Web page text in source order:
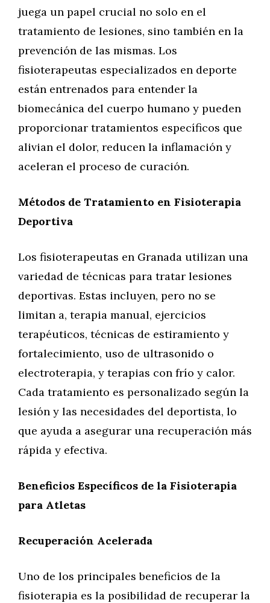
juega un papel crucial no solo en el
tratamiento de lesiones, sino también en la
prevención de las mismas. Los
fisioterapeutas especializados en deporte
están entrenados para entender la
biomecánica del cuerpo humano y pueden
proporcionar tratamientos específicos que
alivian el dolor, reducen la inflamación y
aceleran el proceso de curación.
Métodos de Tratamiento en Fisioterapia
Deportiva
Los fisioterapeutas en Granada utilizan una
variedad de técnicas para tratar lesiones
deportivas. Estas incluyen, pero no se
limitan a, terapia manual, ejercicios
terapéuticos, técnicas de estiramiento y
fortalecimiento, uso de ultrasonido o
electroterapia, y terapias con frío y calor.
Cada tratamiento es personalizado según la
lesión y las necesidades del deportista, lo
que ayuda a asegurar una recuperación más
rápida y efectiva.
Beneficios Específicos de la Fisioterapia
para Atletas
Recuperación Acelerada
Uno de los principales beneficios de la
fisioterapia es la posibilidad de recuperar la